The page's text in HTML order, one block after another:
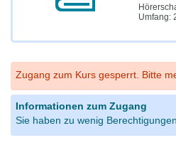
Umfang:
Zugang zum Kurs gesperrt. Bitte
Informationen zum Zugang
Sie haben zu wenig